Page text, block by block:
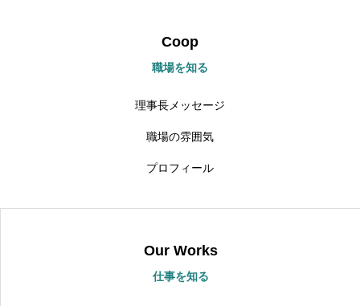
Coop
職場を知る
理事長メッセージ
職場の雰囲気
プロフィール
Our Works
仕事を知る